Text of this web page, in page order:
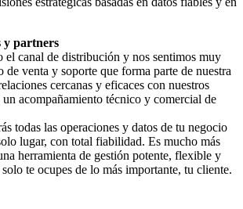
y partners
el canal de distribución y nos sentimos muy
de venta y soporte que forma parte de nuestra
cercanas y eficaces con nuestros
un acompañamiento técnico y comercial de
todas las operaciones y datos de tu negocio
lugar, con total fiabilidad. Es mucho más
herramienta de gestión potente, flexible y
te ocupes de lo más importante, tu cliente.